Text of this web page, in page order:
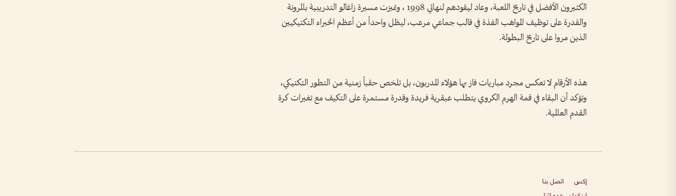
الكثيرون الأفضل في تاريخ اللعبة، وعاد ليقودهم لنهائي 1998 ، وتميزت مسيرة زاغالو التدريبية بالمرونة
والقدرة على توظيف المواهب الفذة في قالب جماعي مرعب، ليظل واحداً من أعظم الخبراء التكتيكيين
الذين مروا على تاريخ البطولة.
هذه الأرقام لا تعكس مجرد مباريات فاز بها هؤلاء المدربون، بل تلخص حقباً زمنية من التطور التكتيكي،
وتؤكد أن البقاء في قمة الهرم الكروي يتطلب عبقرية فريدة وقدرة مستمرة على التكيف مع تغيرات كرة
القدم العالمية.
إكس
اتصل بنا